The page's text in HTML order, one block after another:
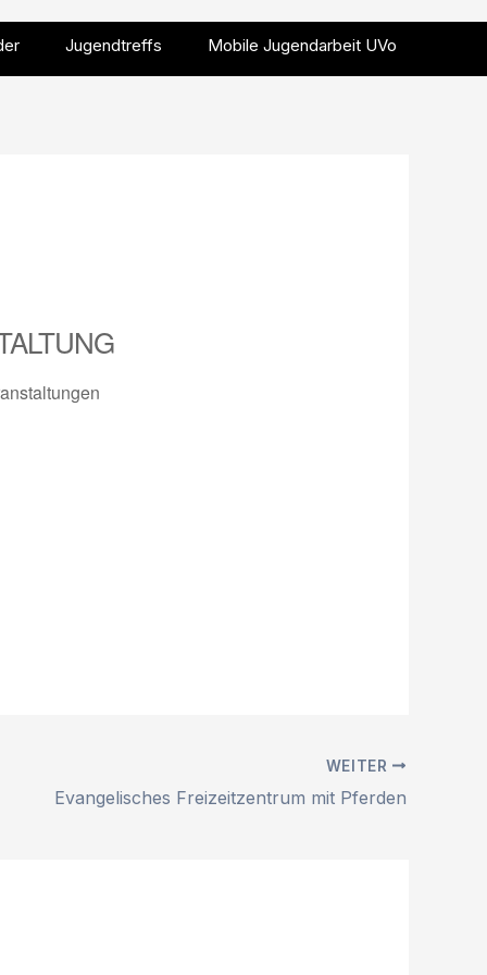
Jugendtreffs Mobile Jugendarbeit UVo
WEITER
Evangelisches Freizeitzentrum mit Pferden